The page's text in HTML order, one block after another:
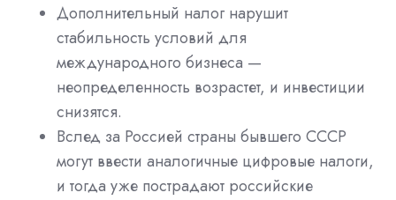
Дополнительный налог нарушит
стабильность условий для
международного бизнеса —
неопределенность возрастет, и инвестиции
снизятся.
Вслед за Россией страны бывшего СССР
могут ввести аналогичные цифровые налоги,
и тогда уже пострадают российские